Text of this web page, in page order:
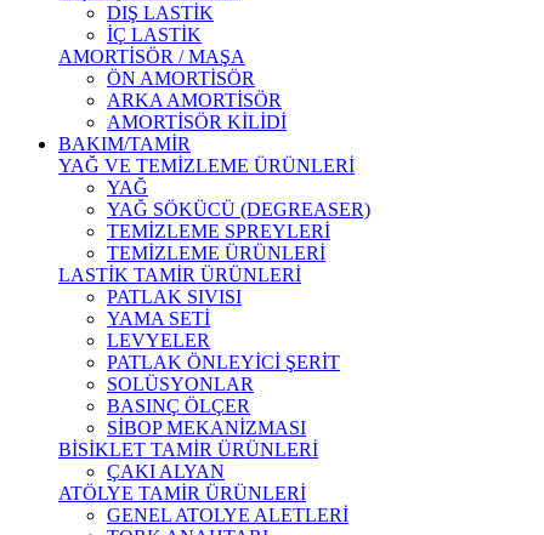
DIŞ LASTİK
İÇ LASTİK
AMORTİSÖR / MAŞA
ÖN AMORTİSÖR
ARKA AMORTİSÖR
AMORTİSÖR KİLİDİ
BAKIM/TAMİR
YAĞ VE TEMİZLEME ÜRÜNLERİ
YAĞ
YAĞ SÖKÜCÜ (DEGREASER)
TEMİZLEME SPREYLERİ
TEMİZLEME ÜRÜNLERİ
LASTİK TAMİR ÜRÜNLERİ
PATLAK SIVISI
YAMA SETİ
LEVYELER
PATLAK ÖNLEYİCİ ŞERİT
SOLÜSYONLAR
BASINÇ ÖLÇER
SİBOP MEKANİZMASI
BİSİKLET TAMİR ÜRÜNLERİ
ÇAKI ALYAN
ATÖLYE TAMİR ÜRÜNLERİ
GENEL ATOLYE ALETLERİ